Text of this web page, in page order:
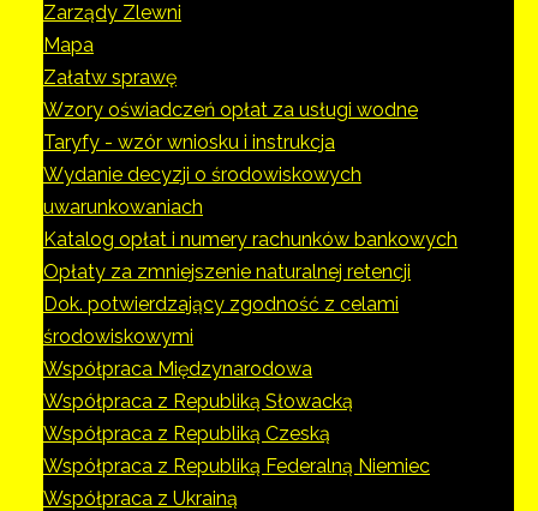
Zarządy Zlewni
Mapa
Załatw sprawę
Wzory oświadczeń opłat za usługi wodne
Taryfy - wzór wniosku i instrukcja
Wydanie decyzji o środowiskowych
uwarunkowaniach
Katalog opłat i numery rachunków bankowych
Opłaty za zmniejszenie naturalnej retencji
Dok. potwierdzający zgodność z celami
środowiskowymi
Współpraca Międzynarodowa
Współpraca z Republiką Słowacką
Współpraca z Republiką Czeską
Współpraca z Republiką Federalną Niemiec
Współpraca z Ukrainą